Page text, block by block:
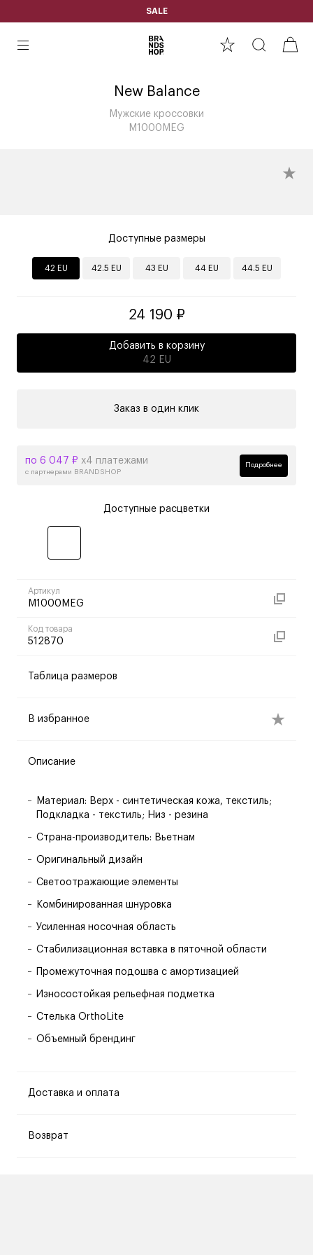
SALE
New Balance
Мужские кроссовки
M1000MEG
Доступные размеры
42 EU 42.5 EU 43 EU 44 EU 44.5 EU
24 190 ₽
Добавить в корзину
42 EU
Заказ в один клик
по 6 047 ₽ х4 платежами
с партнерами BRANDSHOP
Подробнее
Доступные расцветки
Артикул
M1000MEG
Код товара
512870
Таблица размеров
В избранное
Описание
Материал: Верх - синтетическая кожа, текстиль;
Подкладка - текстиль; Низ - резина
Страна-производитель: Вьетнам
Оригинальный дизайн
Светоотражающие элементы
Комбинированная шнуровка
Усиленная носочная область
Стабилизационная вставка в пяточной области
Промежуточная подошва с амортизацией
Износостойкая рельефная подметка
Стелька OrthoLite
Объемный брендинг
Доставка и оплата
Возврат